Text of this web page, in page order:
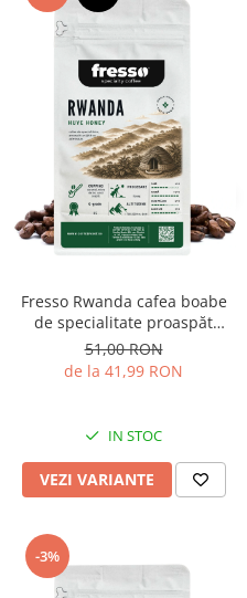
Fresso Rwanda cafea boabe
de specialitate proaspăt
prăjită
51,00 RON
de la 41,99 RON
IN STOC
VEZI VARIANTE
-3%